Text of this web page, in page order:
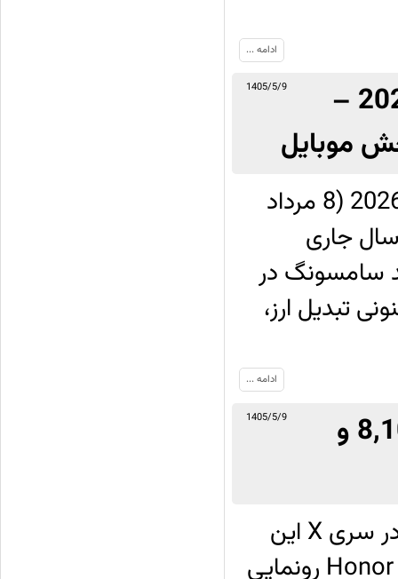
ادامه ...
1405/5/9
گزارش مالی سامسونگ از سه‌ماهه دوم 2026 –
موبایل
شرکت سامسونگ روز پنج‌شنبه 30 جولای 2026 (8 مرداد
سال جاری
سامسونگ در
کنونی تبدیل ارز،
ادامه ...
1405/5/9 معرفی Honor X7e Plus با باتری 8,100mAh و
شرکت آنر به‌تازگی از دو گوشی سطح پایین در سری X این
شرکت با نام‌های Honor X7e Plus و Honor X6e رونمایی